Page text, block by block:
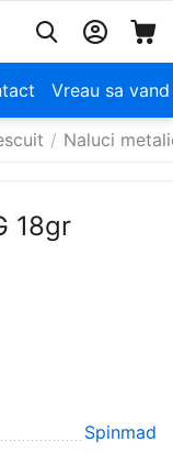
Vreau sa
/ Naluci
18gr
Spinmad